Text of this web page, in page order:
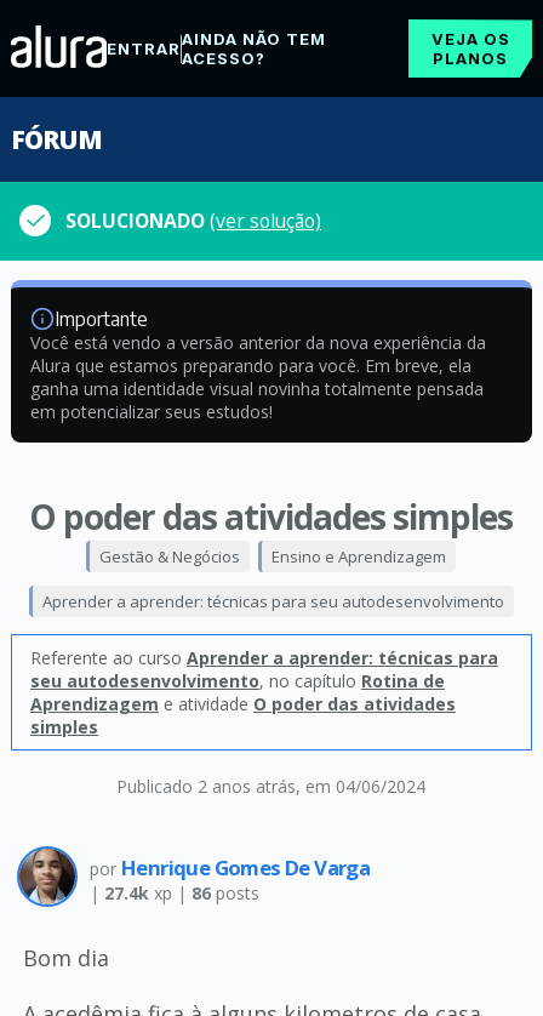
ENTRARAINDA NÃO TEM
ACESSO?
VEJA OS
PLANOS
FÓRUM
SOLUCIONADO(ver solução)
Importante
Você está vendo a versão anterior da nova experiência da
Alura que estamos preparando para você. Em breve, ela
ganha uma identidade visual novinha totalmente pensada
em potencializar seus estudos!
O poder das atividades simples
Publicado 2 anos atrás, em 04/06/2024
Gestão & Negócios Ensino e Aprendizagem
Aprender a aprender: técnicas para seu autodesenvolvimento
Referente ao curso Aprender a aprender: técnicas para
seu autodesenvolvimento, no capítulo Rotina de
Aprendizagem e atividade O poder das atividades
simples
por Henrique Gomes De Varga
| 27.4kxp | 86posts
Bom dia